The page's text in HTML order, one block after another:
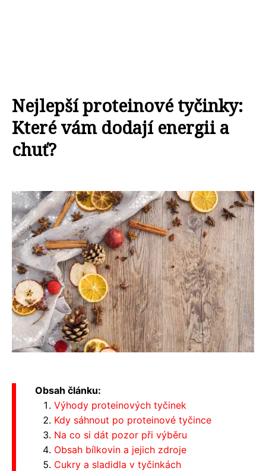
Nejlepší proteinové tyčinky:
Které vám dodají energii a
chuť?
Obsah článku:
Výhody proteinových tyčinek
Kdy sáhnout po proteinové tyčince
Na co si dát pozor při výběru
Obsah bílkovin a jejich zdroje
Cukry a sladidla v tyčinkách